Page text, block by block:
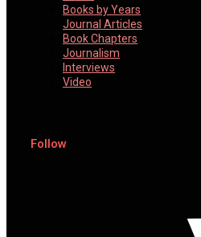
Books by Years
Journal Articles
Book Chapters
Journalism
Interviews
Video
Follow